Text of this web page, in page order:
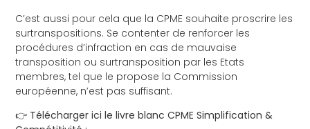
C’est aussi pour cela que la CPME souhaite proscrire les
surtranspositions. Se contenter de renforcer les
procédures d’infraction en cas de mauvaise
transposition ou surtransposition par les Etats
membres, tel que le propose la Commission
européenne, n’est pas suffisant.
👉 Télécharger ici le livre blanc CPME Simplification &